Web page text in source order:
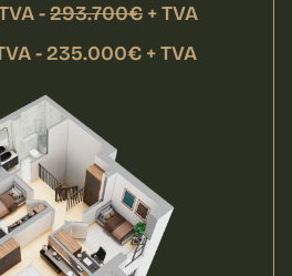
-293.700€ + TVA
- 235.000€ + TVA